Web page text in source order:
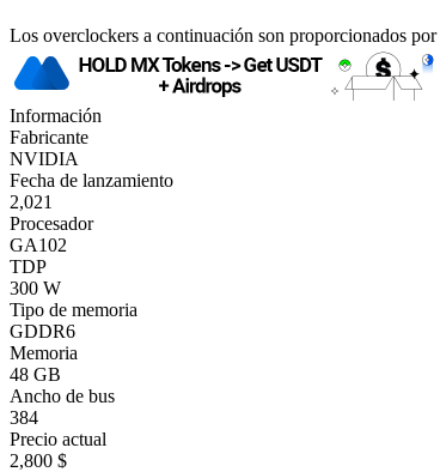
Los overclockers a continuación son proporcionados por
Información
Fabricante
NVIDIA
Fecha de lanzamiento
2,021
Procesador
GA102
TDP
300 W
Tipo de memoria
GDDR6
Memoria
48 GB
Ancho de bus
384
Precio actual
2,800 $